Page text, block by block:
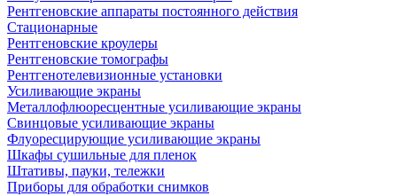
Рентгеновские аппараты постоянного действия
Стационарные
Рентгеновские кроулеры
Рентгеновские томографы
Рентгенотелевизионные установки
Усиливающие экраны
Металлофлюоресцентные усиливающие экраны
Свинцовые усиливающие экраны
Флуоресцирующие усиливающие экраны
Шкафы сушильные для пленок
Штативы, пауки, тележки
Приборы для обработки снимков